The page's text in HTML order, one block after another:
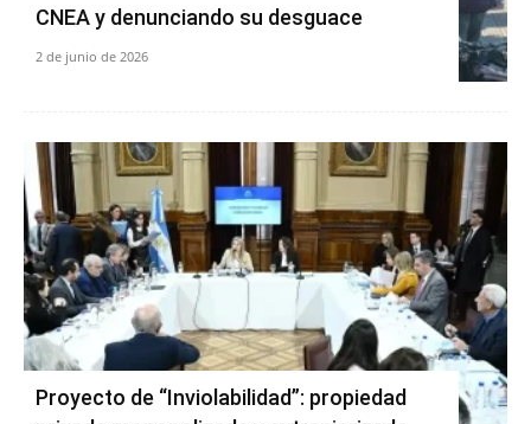
CNEA y denunciando su desguace
2 de junio de 2026
Proyecto de “Inviolabilidad”: propiedad